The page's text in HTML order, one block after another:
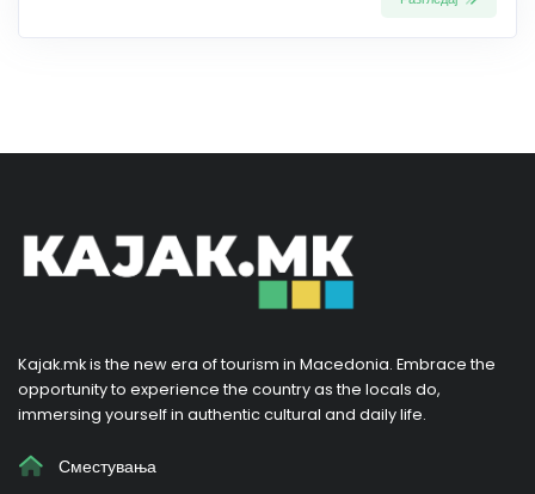
Kajak.mk is the new era of tourism in Macedonia. Embrace the
opportunity to experience the country as the locals do,
immersing yourself in authentic cultural and daily life.
Сместувања